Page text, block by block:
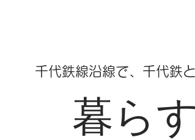
千代鉄線沿線で、千代鉄と
暮らす